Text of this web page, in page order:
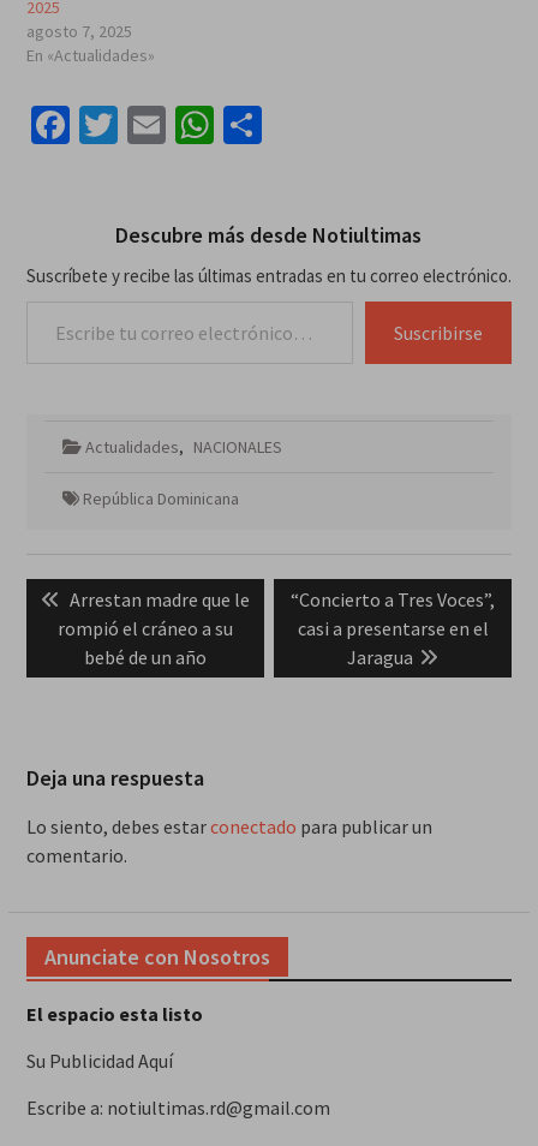
2025
agosto 7, 2025
En «Actualidades»
Facebook
Twitter
EmailWhatsApp
Compartir
Descubre más desde Notiultimas
Suscríbete y recibe las últimas entradas en tu correo electrónico.
Suscribirse
Actualidades, NACIONALES
República Dominicana
de
entradas
Previous
post:
Arrestan madre que le
rompió el cráneo a su
bebé de un año
Next
post:
“Concierto a Tres Voces”,
casi a presentarse en el
Jaragua
Deja una respuesta
Lo siento, debes estarconectado para publicar un
comentario.
Anunciate con Nosotros
El espacio esta listo
Su Publicidad Aquí
Escribe a: notiultimas.rd@gmail.com